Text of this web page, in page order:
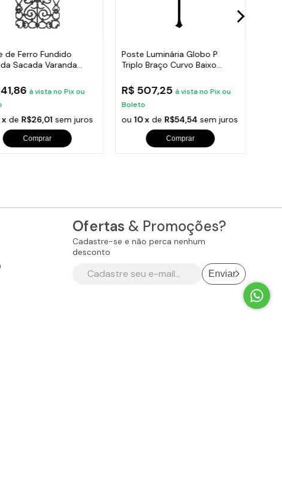
de Ferro Fundido
Sacada Varanda
à vista no Pix ou
x de R$26,01 sem juros
Comprar
Poste Luminária Globo P
Triplo Braço Curvo Baixo
R$ 507,25 à vista no Pix ou
Boleto
ou10 x de R$54,54 sem juros
Comprar
Ofertas & Promoções?
Cadastre-se e não perca nenhum
desconto
Enviar